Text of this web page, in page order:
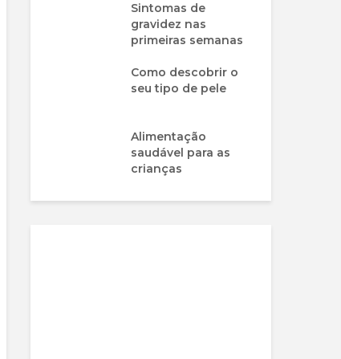
Sintomas de
gravidez nas
primeiras semanas
Como descobrir o
seu tipo de pele
Alimentação
saudável para as
crianças